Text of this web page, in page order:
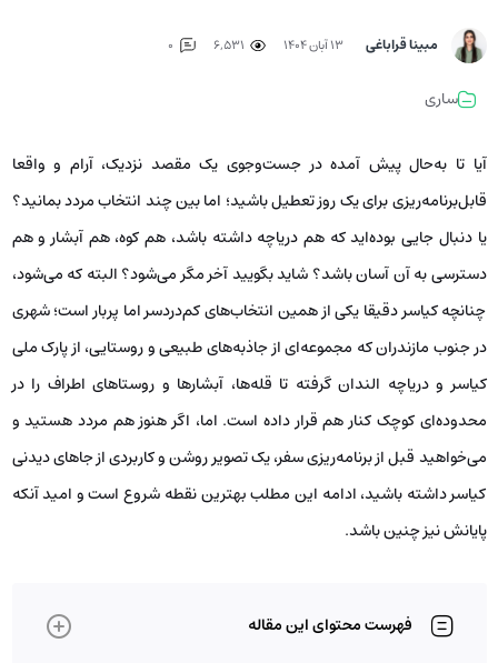
مبینا قراباغی ۱۳ آبان ۱۴۰۴
ساری
آیا تا به‌حال پیش آمده در جست‌وجوی یک مقصد نزدیک، آرام و واقعا
قابل‌برنامه‌ریزی برای یک روز تعطیل باشید؛ اما بین چند انتخاب مردد بمانید؟
یا دنبال جایی بوده‌اید که هم دریاچه داشته باشد، هم کوه، هم آبشار و هم
دسترسی به آن آسان باشد؟ شاید بگویید آخر مگر می‌شود؟ البته که می‌شود،
چنانچه کیاسر دقیقا یکی از همین انتخاب‌های کم‌دردسر اما پربار است؛ شهری
در جنوب مازندران که مجموعه‌ای از جاذبه‌های طبیعی و روستایی، از پارک ملی
کیاسر و دریاچه الندان گرفته تا قله‌ها، آبشارها و روستاهای اطراف را در
محدوده‌ای کوچک کنار هم قرار داده است. اما، اگر هنوز هم مردد هستید و
می‌خواهید قبل از برنامه‌ریزی سفر، یک تصویر روشن و کاربردی از جاهای دیدنی
کیاسر داشته باشید، ادامه این مطلب بهترین نقطه شروع است و امید آنکه
پایانش نیز چنین باشد.
فهرست محتوای این مقاله